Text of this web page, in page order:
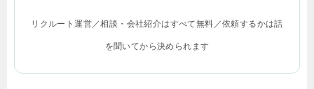
リクルート運営／相談・会社紹介はすべて無料／依頼するかは話
を聞いてから決められます